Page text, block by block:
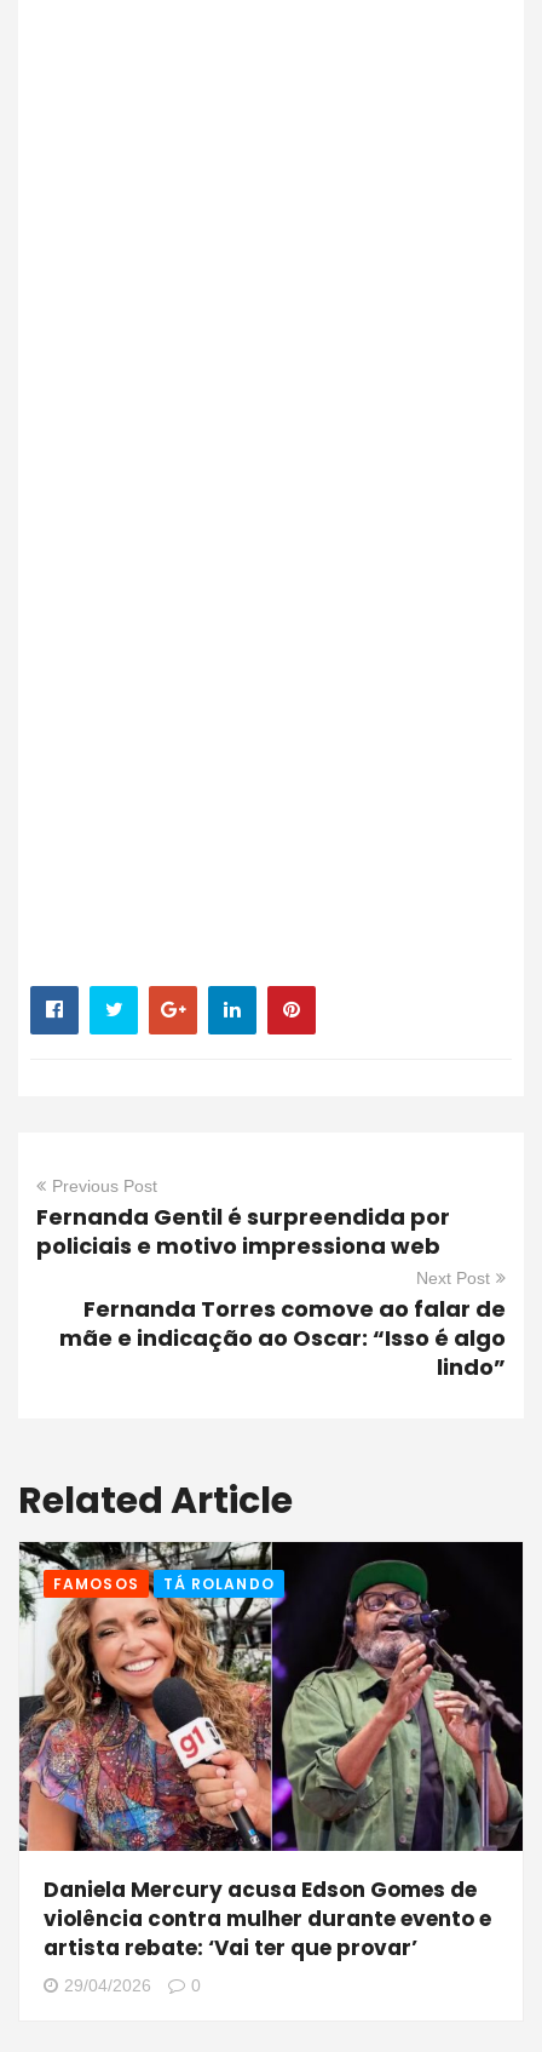
Previous Post
Fernanda Gentil é surpreendida por
policiais e motivo impressiona web
Next Post
Fernanda Torres comove ao falar de
mãe e indicação ao Oscar: “Isso é algo
lindo”
Related Article
FAMOSOS TÁ ROLANDO
Daniela Mercury acusa Edson Gomes de
violência contra mulher durante evento e
artista rebate: ‘Vai ter que provar’
29/04/2026 0